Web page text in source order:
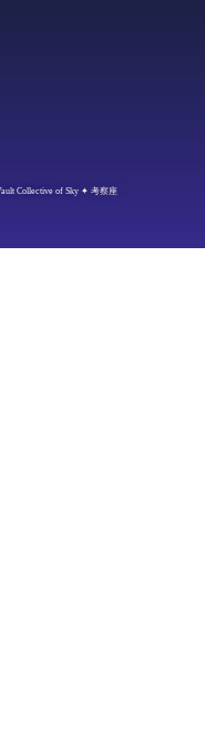
Collective of Sky ✦ 考察座